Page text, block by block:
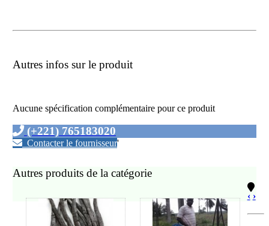
Autres infos sur le produit
Aucune spécification complémentaire pour ce produit
(+221) 765183020
Contacter le fournisseur'
Autres produits de la catégorie
‹ ›